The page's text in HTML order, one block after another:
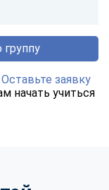
Оставьте заявку
начать учиться